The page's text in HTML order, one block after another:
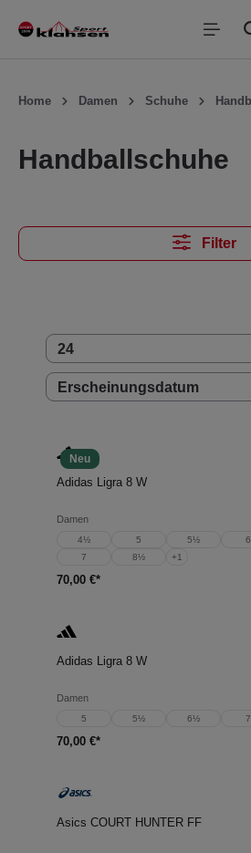
springen
Home Damen Schuhe
Handballschuhe
Filter
Neu
Adidas Ligra 8 W
Damen
4½ 5 5½ 6
7
8½ +1
70,00 €*
Adidas Ligra 8 W
Damen
5 5½ 6½ 7
70,00 €*
Asics COURT HUNTER FF